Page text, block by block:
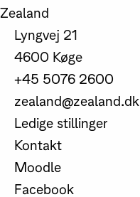
Zealand
Lyngvej 21
4600 Køge
+45 5076 2600
zealand@zealand.dk
Ledige stillinger
Kontakt
Moodle
Facebook